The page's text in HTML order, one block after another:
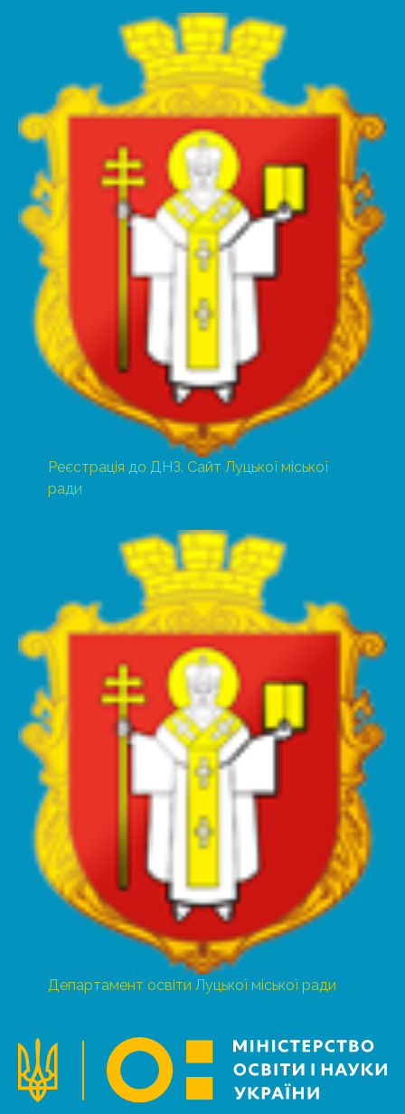
Реєстрація до ДНЗ. Сайт Луцької міської
ради
Департамент освіти Луцької міської ради